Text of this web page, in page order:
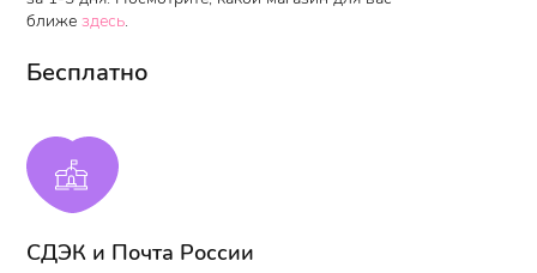
ближездесь.
Бесплатно
СДЭК и Почта России